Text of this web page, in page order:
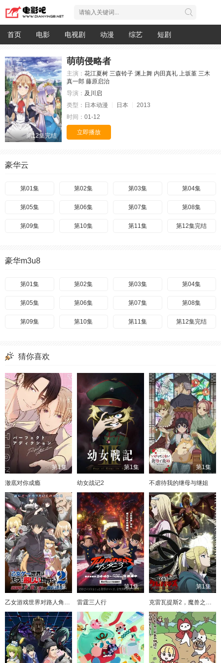
首页 电影 电视剧 动漫 综艺 短剧
第12集完结
萌萌侵略者
主演： 花江夏树 三森铃子 渊上舞 内田真礼 上坂堇 三木
真一郎 藤原启治
导演： 及川启
类型： 日本动漫 日本
2013
时间： 01-12
立即播放
豪华云
第01集 第02集 第03集 第04集
第05集 第06集 第07集 第08集
第09集 第10集 第11集 第12集完结
豪华m3u8
第01集 第02集 第03集 第04集
第05集 第06集 第07集 第08集
第09集 第10集 第11集 第12集完结
猜你喜欢
第1集
澈底对你成瘾
第1集
幼女战记2
第1集
不虐待我的继母与继姐
第1集
乙女游戏世界对路人角色很不友好 第二季
第1集
雷霆三人行
第1集
克雷瓦提斯2，魔兽之王与虚伪的勇者传承